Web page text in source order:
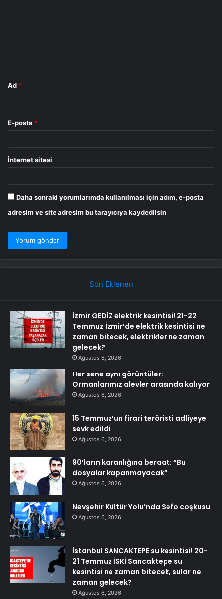
Ad *
E-posta *
İnternet sitesi
Daha sonraki yorumlarımda kullanılması için adım, e-posta
adresim ve site adresim bu tarayıcıya kaydedilsin.
Son Eklenen
İzmir GEDİZ elektrik kesintisi! 21-22
Temmuz İzmir’de elektrik kesintisi ne
zaman bitecek, elektrikler ne zaman
gelecek?
Ağustos 6, 2026
Her sene aynı görüntüler:
Ormanlarımız alevler arasında kalıyor
Ağustos 6, 2026
15 Temmuz’un firari teröristi adliyeye
sevk edildi
Ağustos 6, 2026
90’ların karanlığına beraat: “Bu
dosyalar kapanmayacak”
Ağustos 6, 2026
Nevşehir Kültür Yolu’nda Sefo coşkusu
Ağustos 6, 2026
İstanbul SANCAKTEPE su kesintisi! 20-
21 Temmuz İSKİ Sancaktepe su
kesintisi ne zaman bitecek, sular ne
zaman gelecek?
Ağustos 6, 2026